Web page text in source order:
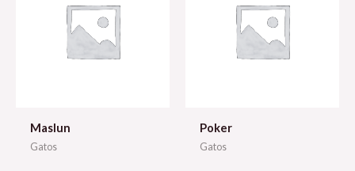
Maslun
Gatos
Poker
Gatos